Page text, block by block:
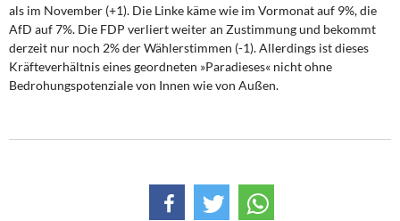
als im November (+1). Die Linke käme wie im Vormonat auf 9%, die
AfD auf 7%. Die FDP verliert weiter an Zustimmung und bekommt
derzeit nur noch 2% der Wählerstimmen (-1). Allerdings ist dieses
Kräfteverhältnis eines geordneten »Paradieses« nicht ohne
Bedrohungspotenziale von Innen wie von Außen.